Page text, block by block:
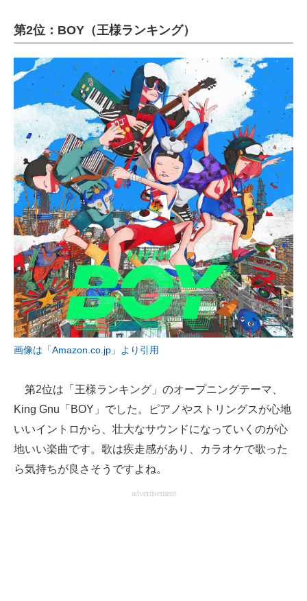
エレクトロニクス専門サイト
電子設計の基本と応用
エネルギーの専門メディア
建設×テクノロジーの最前線
ちょっと気になるネットの話題
第2位：BOY（王様ランキング）
画像は「Amazon.co.jp」より引用
第2位は「王様ランキング」のオープニングテーマ、
King Gnu「BOY」でした。ピアノやストリングスが心地
いいイントロから、壮大なサウンドになっていくのが心
地いい楽曲です。歌は疾走感があり、カラオケで歌った
ら気持ちが良さそうですよね。
advertisement